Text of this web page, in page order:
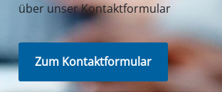
über unser Kontaktformular
Zum Kontaktformular